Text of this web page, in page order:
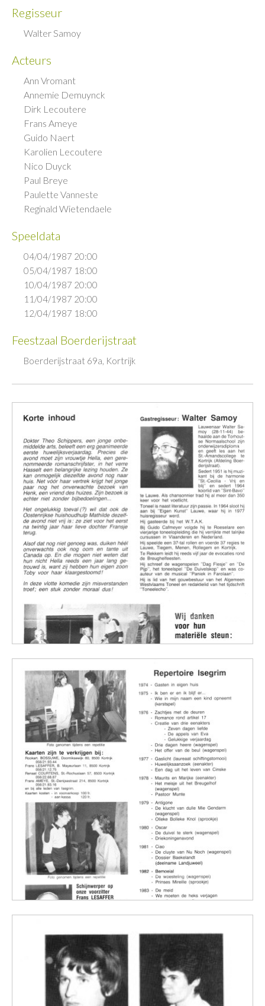
Regisseur
Walter Samoy
Acteurs
Ann Vromant
Annemie Demuynck
Dirk Lecoutere
Frans Ameye
Guido Naert
Karolien Lecoutere
Nico Duyck
Paul Breye
Paulette Vanneste
Reginald Wietendaele
Speeldata
04/04/1987 20:00
05/04/1987 18:00
10/04/1987 20:00
11/04/1987 20:00
12/04/1987 18:00
Feestzaal Boerderijstraat
Boerderijstraat 69a, Kortrijk